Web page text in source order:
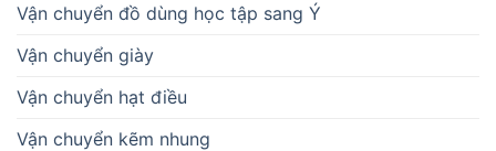
Vận chuyển đồ dùng học tập sang Ý
Vận chuyển giày
Vận chuyển hạt điều
Vận chuyển kẽm nhung